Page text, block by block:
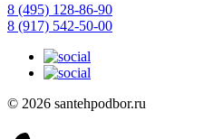
8 (495) 128-86-90
8 (917) 542-50-00
© 2026 santehpodbor.ru